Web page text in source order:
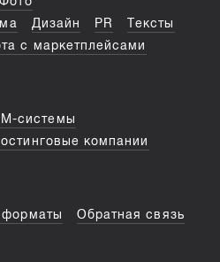
Дизайн PR
Тексты
с маркетплейсами
системы
компании
Обратная связь